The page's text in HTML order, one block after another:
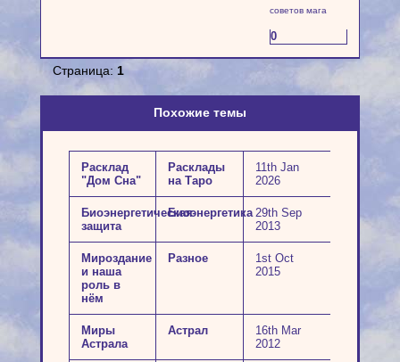
советов мага
0
Страница: 1
Похожие темы
Расклад
"Дом Сна"
Расклады
на Таро
11th Jan
2026
Биоэнергетическая
защита
Биоэнергетика 29th Sep
2013
Мироздание
и наша
роль в
нём
Разное
1st Oct
2015
Миры
Астрала
Астрал
16th Mar
2012